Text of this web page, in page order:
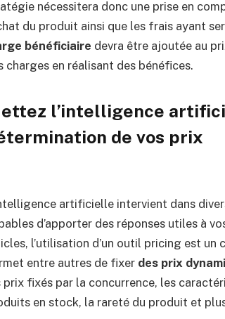
nécessitera donc une prise en
du produit ainsi que les frais ayant
bénéficiaire devra être ajoutée au
charges en réalisant des bénéfices.
l’intelligence
de vos prix
artificielle intervient dans
d’apporter des réponses utiles à
l’utilisation d’un outil pricing est
entre autres de fixer des prix
prix fixés par la concurrence, les
en stock, la rareté du produit et